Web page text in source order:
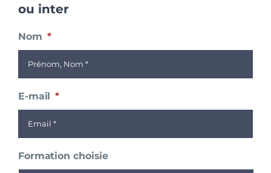
ou inter
Nom *
E-mail *
Formation choisie